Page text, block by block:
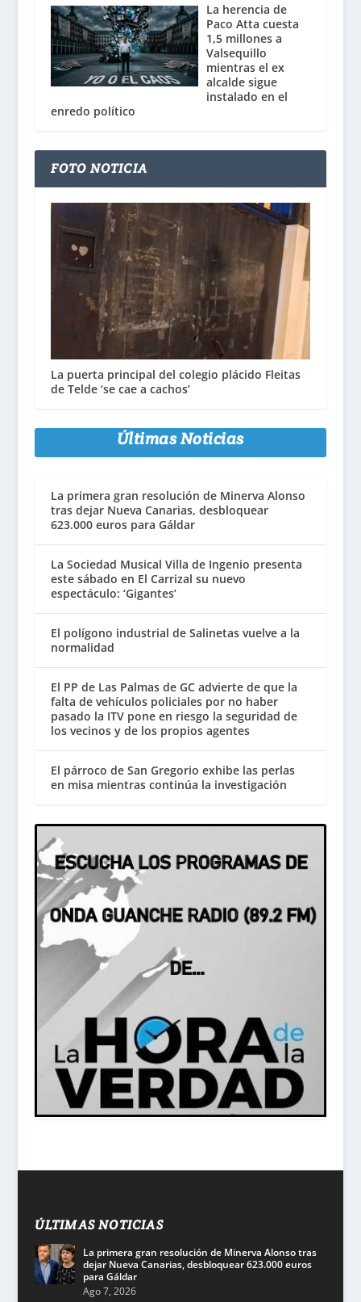
La herencia de
Paco Atta cuesta
1,5 millones a
Valsequillo
mientras el ex
alcalde sigue
instalado en el
enredo político
FOTO NOTICIA
La puerta principal del colegio plácido Fleitas
de Telde ‘se cae a cachos’
Últimas Noticias
La primera gran resolución de Minerva Alonso
tras dejar Nueva Canarias, desbloquear
623.000 euros para Gáldar
La Sociedad Musical Villa de Ingenio presenta
este sábado en El Carrizal su nuevo
espectáculo: ‘Gigantes’
El polígono industrial de Salinetas vuelve a la
normalidad
El PP de Las Palmas de GC advierte de que la
falta de vehículos policiales por no haber
pasado la ITV pone en riesgo la seguridad de
los vecinos y de los propios agentes
El párroco de San Gregorio exhibe las perlas
en misa mientras continúa la investigación
ÚLTIMAS NOTICIAS
La primera gran resolución de Minerva Alonso tras
dejar Nueva Canarias, desbloquear 623.000 euros
para Gáldar
Ago 7, 2026